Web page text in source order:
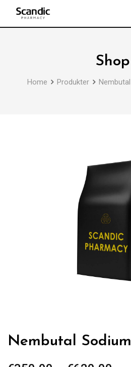
Shop
Home Produkter Nembutal
Nembutal Sodium